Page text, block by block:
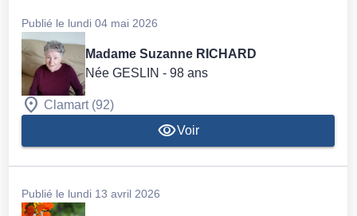
Publié le lundi 04 mai 2026
Madame Suzanne RICHARD
Née GESLIN - 98 ans
Clamart (92)
Voir
Publié le lundi 13 avril 2026